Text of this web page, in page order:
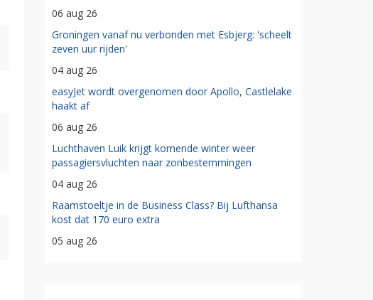
06 aug 26
Groningen vanaf nu verbonden met Esbjerg: 'scheelt
zeven uur rijden'
04 aug 26
easyJet wordt overgenomen door Apollo, Castlelake
haakt af
06 aug 26
Luchthaven Luik krijgt komende winter weer
passagiersvluchten naar zonbestemmingen
04 aug 26
Raamstoeltje in de Business Class? Bij Lufthansa
kost dat 170 euro extra
05 aug 26